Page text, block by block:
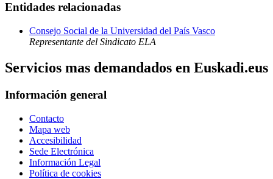
Entidades relacionadas
Consejo Social de la Universidad del País Vasco
Representante del Sindicato ELA
Servicios mas demandados en Euskadi.eus
Información general
Contacto
Mapa web
Accesibilidad
Sede Electrónica
Información Legal
Política de cookies